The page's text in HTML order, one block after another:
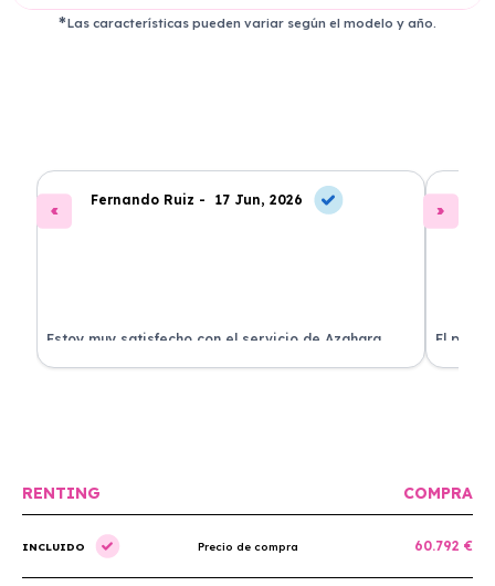
Las características pueden variar según el modelo y año.
Fernando Ruiz - 17 Jun, 2026
Estoy muy satisfecho con el servicio de Azahara
Renting. El coche está en perfectas condiciones y el
El
llegó
RENTING COMPRA
INCLUIDO Precio de compra 60.792 €